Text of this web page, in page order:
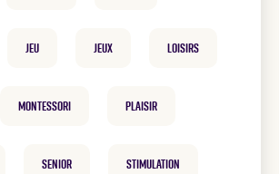
Jeu Jeux loisirs
Montessori plaisir
Senior Stimulation